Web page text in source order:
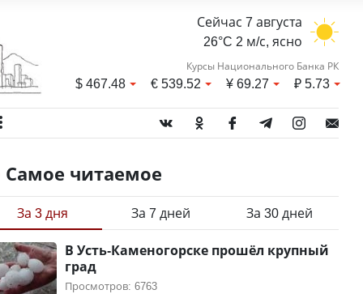
Сейчас 7 августа
26°C 2 м/с, ясно
Курсы Национального Банка РК
$467.48 €539.52 ¥69.27 ₽5.73
Самое читаемое
За 3 дня За 7 дней За 30 дней
В Усть-Каменогорске прошёл крупный
град
Просмотров: 6763